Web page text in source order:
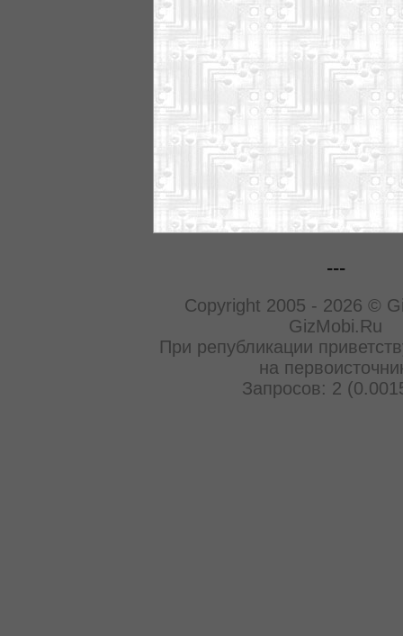
---
Copyright 2005 - 2026 ©
GizMobi.Ru
При републикации
на
Запросов: 2